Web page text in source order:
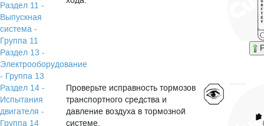
Раздел 11 -
Выпускная
система -
Группа 11
Раздел 13 -
Электрооборудование
- Группа 13
Раздел 14 -
Испытания
двигателя -
Группа 14
Проверьте исправность тормозов
транспортного средства и
давление воздуха в тормозной
системе.